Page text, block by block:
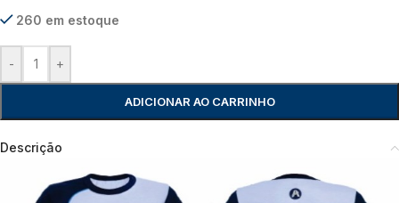
260 em estoque
- +
ADICIONAR AO CARRINHO
Descrição